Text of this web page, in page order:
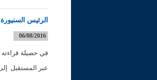
الرئيس
06/08/2016
في حصيلة قراءته
عبر المستقبل